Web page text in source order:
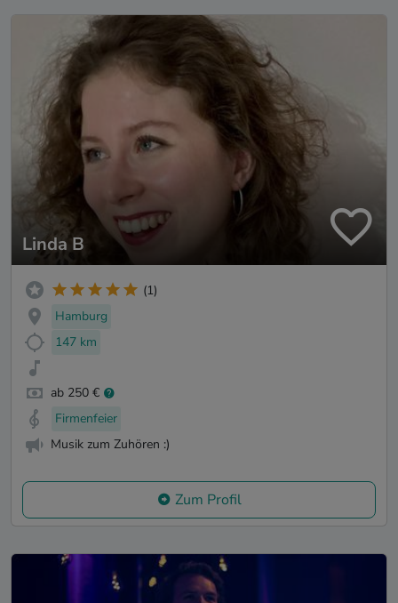
Linda B
(1)
Hamburg
147 km
ab 250 €
Firmenfeier
Musik zum Zuhören :)
Zum Profil